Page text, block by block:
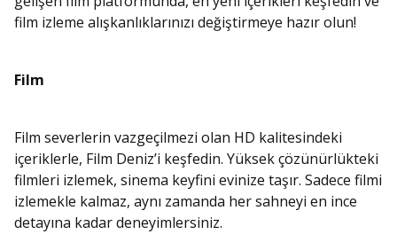
film izleme alışkanlıklarınızı değiştirmeye hazır olun!
Film
Film severlerin vazgeçilmezi olan HD kalitesindeki
içeriklerle, Film Deniz’i keşfedin. Yüksek çözünürlükteki
filmleri izlemek, sinema keyfini evinize taşır. Sadece filmi
izlemekle kalmaz, aynı zamanda her sahneyi en ince
detayına kadar deneyimlersiniz.